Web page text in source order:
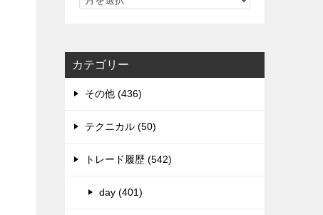
カテゴリー
その他 (436)
テクニカル (50)
トレード履歴 (542)
day (401)